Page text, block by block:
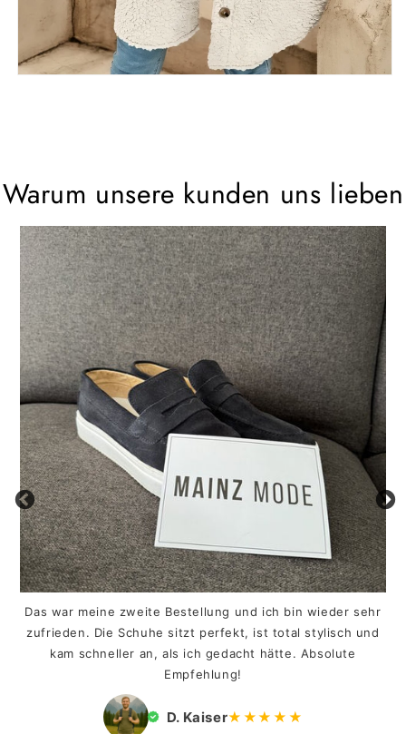
Warum unsere kunden uns lieben
Das war meine zweite Bestellung und ich bin wieder sehr
zufrieden. Die Schuhe sitzt perfekt, ist total stylisch und
kam schneller an, als ich gedacht hätte. Absolute
Empfehlung!
D. Kaiser★★★★★